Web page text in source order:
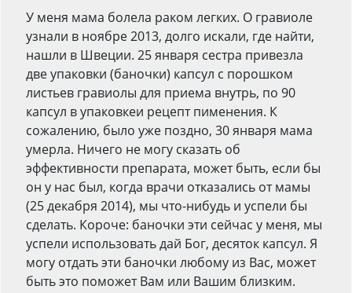
У меня мама болела раком легких. О гравиоле
узнали в ноябре 2013, долго искали, где найти,
нашли в Швеции. 25 января сестра привезла
две упаковки (баночки) капсул с порошком
листьев гравиолы для приема внутрь, по 90
капсул в упаковкеи рецепт пименения. К
сожалению, было уже поздно, 30 января мама
умерла. Ничего не могу сказать об
эффективности препарата, может быть, если бы
он у нас был, когда врачи отказались от мамы
(25 декабря 2014), мы что-нибудь и успели бы
сделать. Короче: баночки эти сейчас у меня, мы
успели использовать дай Бог, десяток капсул. Я
могу отдать эти баночки любому из Вас, может
быть это поможет Вам или Вашим близким.